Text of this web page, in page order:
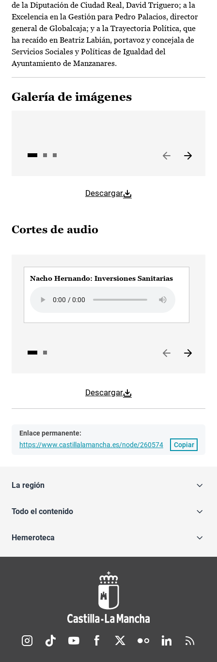
de la Diputación de Ciudad Real, David Triguero; a la
Excelencia en la Gestión para Pedro Palacios, director
general de Globalcaja; y a la Trayectoria Política, que
ha recaído en Beatriz Labián, portavoz y concejala de
Servicios Sociales y Políticas de Igualdad del
Ayuntamiento de Manzanares.
Galería de imágenes
Descargar
Cortes de audio
Descargar
Nacho Hernando: Inversiones Sanitarias
Enlace permanente:
https://www.castillalamancha.es/node/260574
Copiar
La región
Todo el contenido
Hemeroteca
Redes sociales JCCM